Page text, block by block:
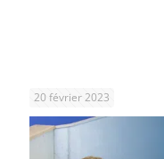
20 février 2023